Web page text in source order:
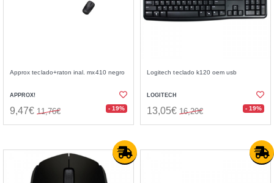
Approx teclado+raton inal. mx410 negro
APPROX!
9,47€ 11,76€ - 19%
Logitech teclado k120 oem usb
LOGITECH
13,05€ 16,20€ - 19%